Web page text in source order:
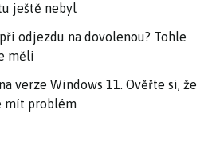
ještě nebyl
odjezdu na dovolenou? Tohle
měli
verze Windows 11. Ověřte si, že
mít problém